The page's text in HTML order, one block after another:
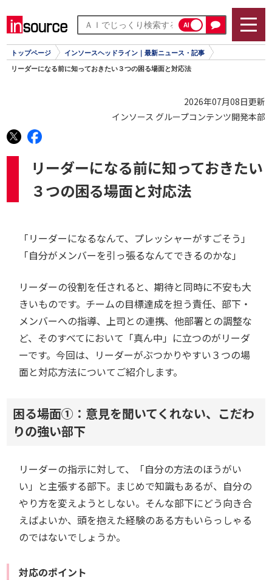
AI
トップページ インソースヘッドライン｜最新ニュース・記事
リーダーになる前に知っておきたい３つの困る場面と対応法
2026年07月08日更新
インソース グループコンテンツ開発本部
リーダーになる前に知っておきたい
３つの困る場面と対応法
「リーダーになるなんて、プレッシャーがすごそう」
「自分がメンバーを引っ張るなんてできるのかな」
リーダーの役割を任されると、期待と同時に不安も大
きいものです。チームの目標達成を担う責任、部下・
メンバーへの指導、上司との連携、他部署との調整な
ど、そのすべてにおいて「真ん中」に立つのがリーダ
ーです。今回は、リーダーがぶつかりやすい３つの場
面と対応方法についてご紹介します。
困る場面①：意見を聞いてくれない、こだわ
りの強い部下
リーダーの指示に対して、「自分の方法のほうがい
い」と主張する部下。まじめで知識もあるが、自分の
やり方を変えようとしない。そんな部下にどう向き合
えばよいか、頭を抱えた経験のある方もいらっしゃる
のではないでしょうか。
対応のポイント